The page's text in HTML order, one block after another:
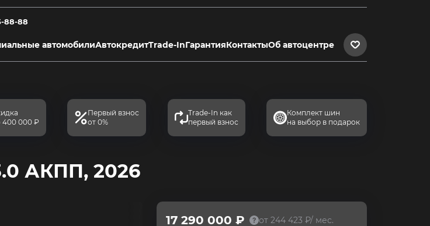
88-88
автомобилиАвтокредитTrade-InГарантияКонтактыОб автоцентре
400 000 ₽
Первый взнос
от 0%
Trade-In как
первый взнос
Комплект шин
на выбор в подарок
АКПП, 2026
17 290 000 ₽ от 244 423 ₽/ мес.